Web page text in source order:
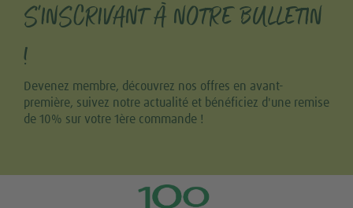
S'INSCRIVANT À NOTRE BULLETIN
!
Devenez membre, découvrez nos offres en avant-
première, suivez notre actualité et bénéficiez d'une remise
de 10% sur votre 1ère commande !